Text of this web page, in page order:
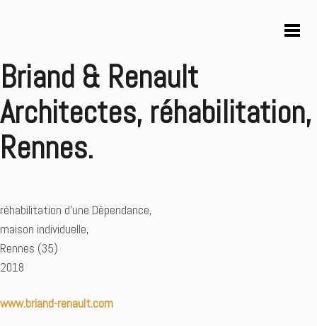
Briand & Renault
Architectes, réhabilitation,
Rennes.
réhabilitation d’une Dépendance,
maison individuelle,
Rennes (35)
2018
www.briand-renault.com